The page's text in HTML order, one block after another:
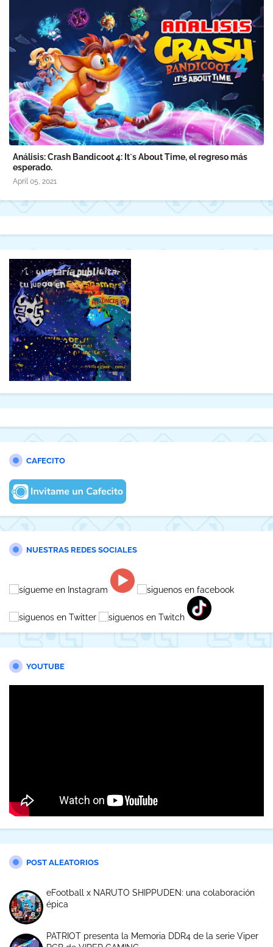
Análisis: Crash Bandicoot 4: It`s About Time, el regreso más
esperado.
April 05, 2021
CAFECITO
NUESTRAS REDES SOCIALES
YOUTUBE
POST ALEATORIOS
eFootball x NARUTO SHIPPUDEN: una colaboración
épica
PATRIOT presenta la Memoria DDR4 de la serie Viper